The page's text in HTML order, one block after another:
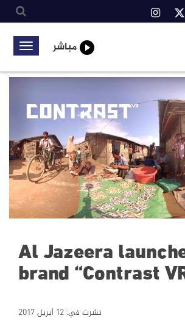
Toggle
مباشر
Al Jazeera
brand “Contrast
نشرت في: 12 أبريل 2017